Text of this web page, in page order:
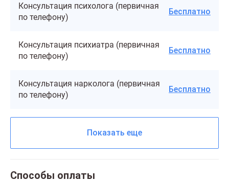
Консультация психолога (первичная
по телефону)
Бесплатно
Консультация психиатра (первичная
по телефону)
Бесплатно
Консультация нарколога (первичная
по телефону)
Бесплатно
Показать еще
Способы оплаты